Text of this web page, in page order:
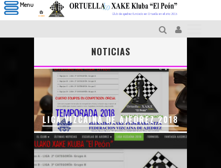
NOTICIAS
LIGA VIZCAÍNA DE AJEDREZ 2018
Menu